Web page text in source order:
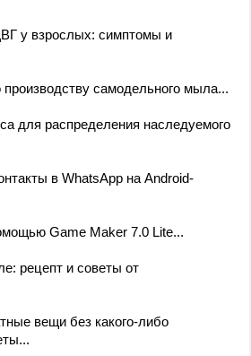
у взрослых: симптомы и
производству самодельного мыла...
для распределения наследуемого
в WhatsApp на Android-
Game Maker 7.0 Lite...
рецепт и советы от
вещи без какого-либо